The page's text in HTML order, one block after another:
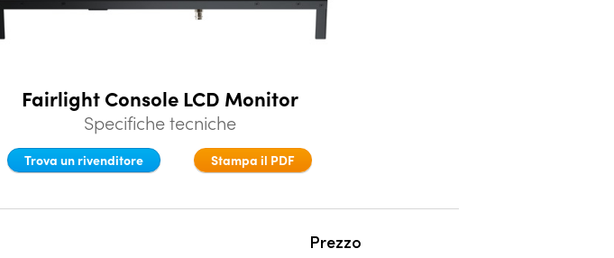
Fairlight Console LCD Monitor
Specifiche tecniche
Trova un rivenditore Stampa il PDF
Prezzo